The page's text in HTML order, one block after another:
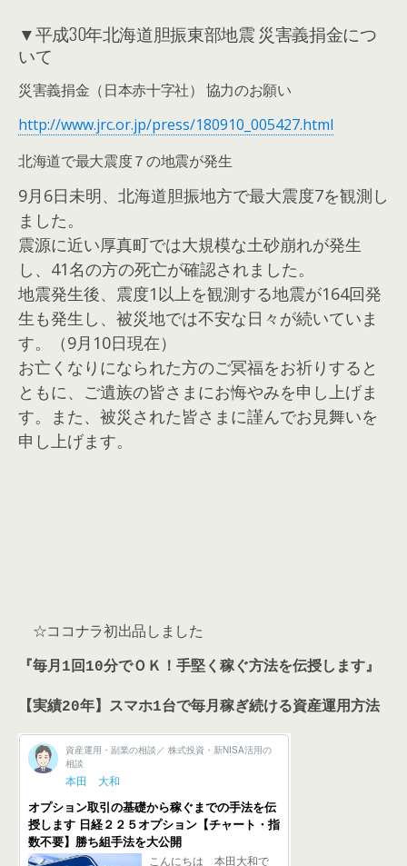
▼平成30年北海道胆振東部地震 災害義捐金につ
いて
災害義捐金（日本赤十字社） 協力のお願い
http://www.jrc.or.jp/press/180910_005427.html
北海道で最大震度７の地震が発生
9月6日未明、北海道胆振地方で最大震度7を観測し
ました。
震源に近い厚真町では大規模な土砂崩れが発生
し、41名の方の死亡が確認されました。
地震発生後、震度1以上を観測する地震が164回発
生も発生し、被災地では不安な日々が続いていま
す。（9月10日現在）
お亡くなりになられた方のご冥福をお祈りすると
ともに、ご遺族の皆さまにお悔やみを申し上げま
す。また、被災された皆さまに謹んでお見舞いを
申し上げます。
☆ココナラ初出品しました
『毎月1回10分でＯＫ！手堅く稼ぐ方法を伝授します』
【実績20年】スマホ1台で毎月稼ぎ続ける資産運用方法